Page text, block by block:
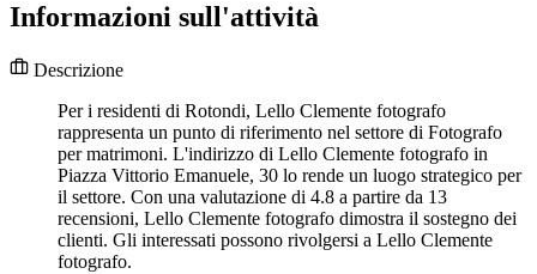
Informazioni sull'attività
Descrizione
Per i residenti di Rotondi, Lello Clemente fotografo
rappresenta un punto di riferimento nel settore di Fotografo
per matrimoni. L'indirizzo di Lello Clemente fotografo in
Piazza Vittorio Emanuele, 30 lo rende un luogo strategico per
il settore. Con una valutazione di 4.8 a partire da 13
recensioni, Lello Clemente fotografo dimostra il sostegno dei
clienti. Gli interessati possono rivolgersi a Lello Clemente
fotografo.